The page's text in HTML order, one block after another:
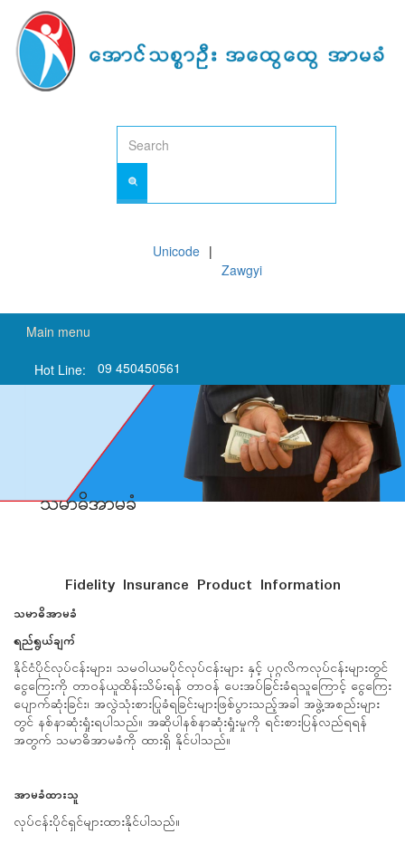
main
content
Unicode
Zawgyi
Main menu
Hot Line: 09 450450561
သမာဓိအာမခံ
သမာဓိအာမခံ
Fidelity Insurance Product Information
သမာဓိအာမခံ
ရည်ရွယ်ချက်
နိုင်ငံပိုင်လုပ်ငန်းများ၊ သမဝါယမပိုင်လုပ်ငန်းများ နှင့် ပုဂ္ဂလိကလုပ်ငန်းများတွင်
ငွေကြေးကို တာဝန်ယူထိန်းသိမ်းရန် တာဝန် ပေးအပ်ခြင်းခံရသူကြောင့် ငွေကြေး
ပျောက်ဆုံးခြင်း၊ အလွဲသုံးစားပြုခံရခြင်းများဖြစ်ပွားသည့်အခါ အဖွဲ့အစည်းများ
တွင် နစ်နာဆုံးရှုံးရပါသည်။ အဆိုပါနစ်နာဆုံးရှုံးမှုကို ရင်းစားပြန်လည်ရရန်
အတွက် သမာဓိအာမခံကို ထားရှိ နိုင်ပါသည်။
အာမခံထားသူ
လုပ်ငန်းပိုင်ရှင်များထားနိုင်ပါသည်။